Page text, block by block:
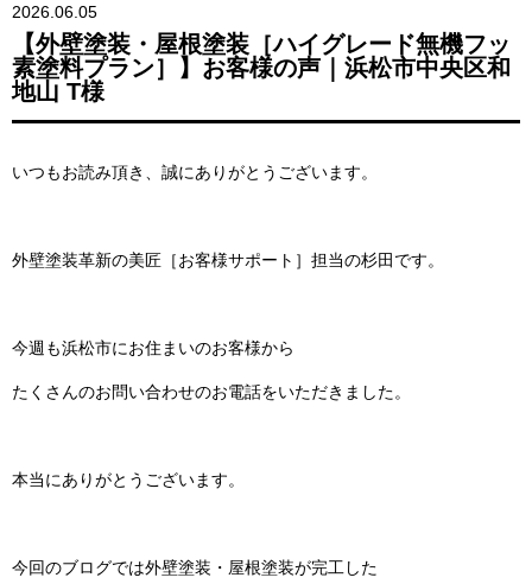
2026.06.05
【外壁塗装・屋根塗装［ハイグレード無機フッ
素塗料プラン］】お客様の声｜浜松市中央区和
地山 T様
いつもお読み頂き、誠にありがとうございます。
外壁塗装革新の美匠［お客様サポート］担当の杉田です。
今週も浜松市にお住まいのお客様から
たくさんのお問い合わせのお電話をいただきました。
本当にありがとうございます。
今回のブログでは外壁塗装・屋根塗装が完工した